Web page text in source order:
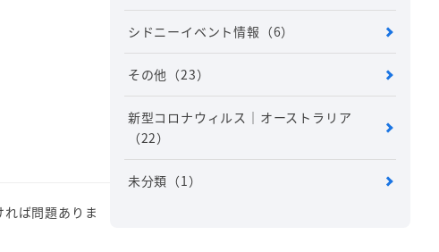
ば問題ありま
シドニーイベント情報 （6）
その他 （23）
新型コロナウィルス｜オーストラリア
（22）
未分類 （1）